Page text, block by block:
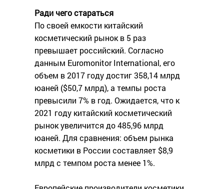
Ради чего стараться
По своей емкости китайский
косметический рынок в 5 раз
превышает российский. Согласно
данным Euromonitor International, его
объем в 2017 году достиг 358,14 млрд
юаней ($50,7 млрд), а темпы роста
превысили 7% в год. Ожидается, что к
2021 году китайский косметический
рынок увеличится до 485,96 млрд
юаней. Для сравнения: объем рынка
косметики в России составляет $8,9
млрд с темпом роста менее 1%.